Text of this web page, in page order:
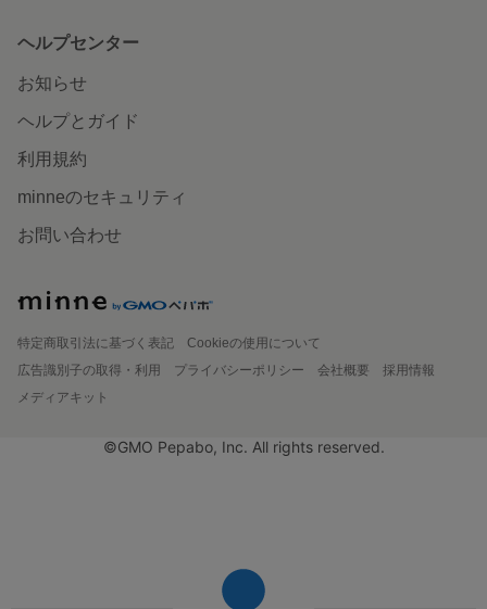
ヘルプセンター
お知らせ
ヘルプとガイド
利用規約
minneのセキュリティ
お問い合わせ
特定商取引法に基づく表記
Cookieの使用について
広告識別子の取得・利用
プライバシーポリシー 会社概要
採用情報
メディアキット
©GMO Pepabo, Inc. All rights reserved.